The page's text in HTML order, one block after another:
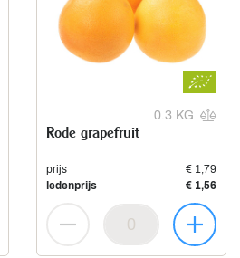
0.3 KG
Rode grapefruit
prijs
€ 1,79
ledenprijs
€ 1,56